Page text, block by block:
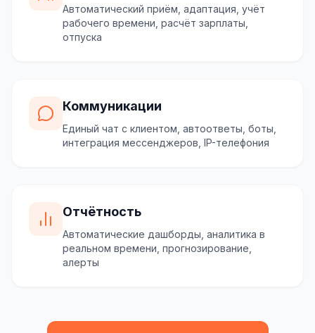
Автоматический приём, адаптация, учёт
рабочего времени, расчёт зарплаты,
отпуска
Коммуникации
Единый чат с клиентом, автоответы, боты,
интеграция мессенджеров, IP-телефония
Отчётность
Автоматические дашборды, аналитика в
реальном времени, прогнозирование,
алерты